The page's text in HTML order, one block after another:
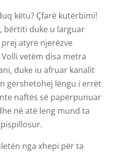
këtu? Çfarë kutërbimi!
bërtiti duke u larguar
atyre njerëzve
vetëm disa metra
duke iu afruar kanalit
gërshetohej lëngu i errët
naftës së papërpunuar
në atë leng mund ta
nga xhepi për ta